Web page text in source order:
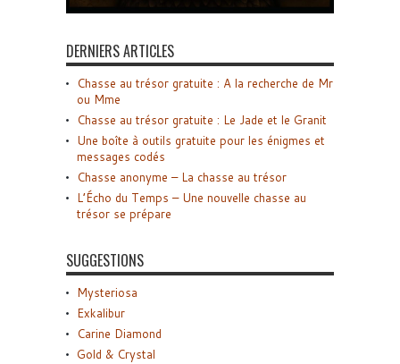
DERNIERS ARTICLES
Chasse au trésor gratuite : A la recherche de Mr
ou Mme
Chasse au trésor gratuite : Le Jade et le Granit
Une boîte à outils gratuite pour les énigmes et
messages codés
Chasse anonyme – La chasse au trésor
L’Écho du Temps – Une nouvelle chasse au
trésor se prépare
SUGGESTIONS
Mysteriosa
Exkalibur
Carine Diamond
Gold & Crystal